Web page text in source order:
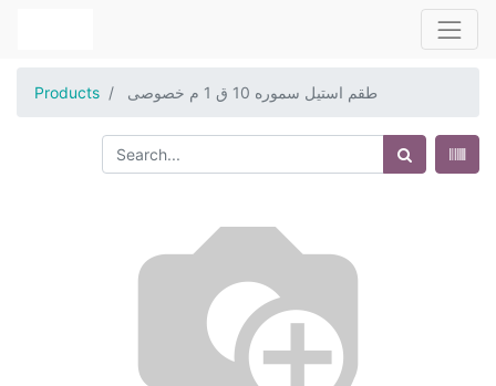
Products طقم استيل سموره 10 ق 1 م خصوصى